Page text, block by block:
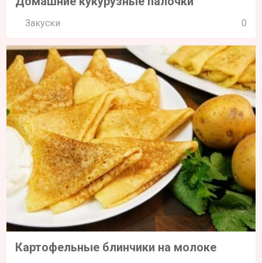
Закуски 0
Картофельные блинчики на молоке